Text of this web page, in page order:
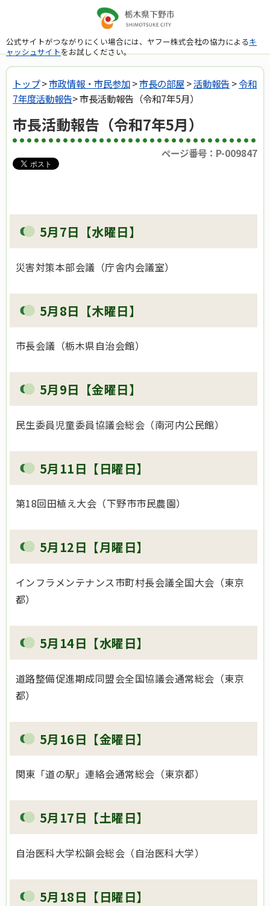
公式サイトがつながりにくい場合には、ヤフー株式会社の協力によるキ
ャッシュサイトをお試しください。
トップ>市政情報・市民参加>市長の部屋>活動報告 >令和
7年度活動報告> 市長活動報告（令和7年5月）
市長活動報告（令和7年5月）
ページ番号：P-009847
5月7日【水曜日】
災害対策本部会議（庁舎内会議室）
5月8日【木曜日】
市長会議（栃木県自治会館）
5月9日【金曜日】
民生委員児童委員協議会総会（南河内公民館）
5月11日【日曜日】
第18回田植え大会（下野市市民農園）
5月12日【月曜日】
インフラメンテナンス市町村長会議全国大会（東京
都）
5月14日【水曜日】
道路整備促進期成同盟会全国協議会通常総会（東京
都）
5月16日【金曜日】
関東「道の駅」連絡会通常総会（東京都）
5月17日【土曜日】
自治医科大学松韻会総会（自治医科大学）
5月18日【日曜日】